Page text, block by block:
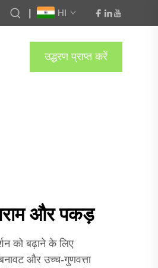
HI
उद्धरण प्राप्त करें
और पकड़
को बढ़ाने के लिए
और उच्च-गुणवत्ता